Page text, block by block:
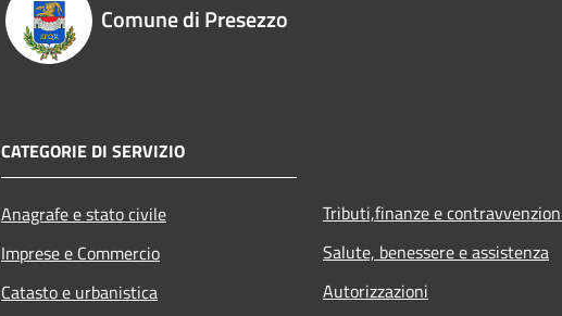
Comune di Presezzo
CATEGORIE DI SERVIZIO
Anagrafe e stato civile
Imprese e Commercio
Catasto e urbanistica
Tributi,finanze e
Salute, benessere e assistenza
Autorizzazioni